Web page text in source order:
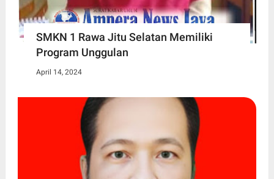
SMKN 1 Rawa Jitu Selatan Memiliki
Program Unggulan
April 14, 2024